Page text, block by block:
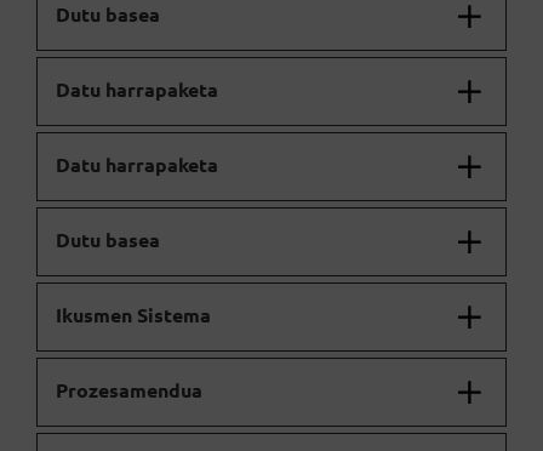
Dutu basea
Datu harrapaketa
Datu harrapaketa
Dutu basea
Ikusmen Sistema
Prozesamendua